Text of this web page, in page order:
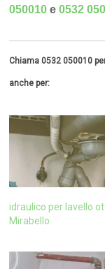
050010 e0532
Chiama 0532 050010
anche per:
idraulico per lavello
Mirabello